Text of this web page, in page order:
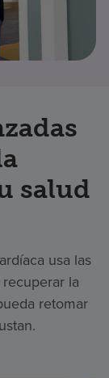
salud
usa las
la
retomar